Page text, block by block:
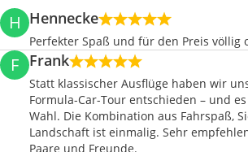
H Hennecke
Perfekter Spaß und für den Preis völlig
F Frank
Statt klassischer Ausflüge haben wir
Formula-Car-Tour entschieden – und
Wahl. Die Kombination aus Fahrspaß,
Landschaft ist einmalig. Sehr
Paare und Freunde.